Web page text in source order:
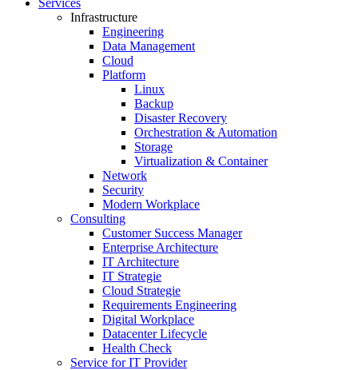
Services
Infrastructure
Engineering
Data Management
Cloud
Platform
Linux
Backup
Disaster Recovery
Orchestration & Automation
Storage
Virtualization & Container
Network
Security
Modern Workplace
Consulting
Customer Success Manager
Enterprise Architecture
IT Architecture
IT Strategie
Cloud Strategie
Requirements Engineering
Digital Workplace
Datacenter Lifecycle
Health Check
Service for IT Provider